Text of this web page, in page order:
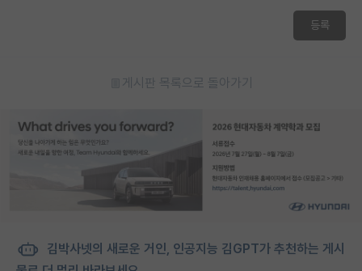
등록
게시판 목록으로 돌아가기
김박사넷의 새로운 거인, 인공지능 김GPT가 추천하는 게시